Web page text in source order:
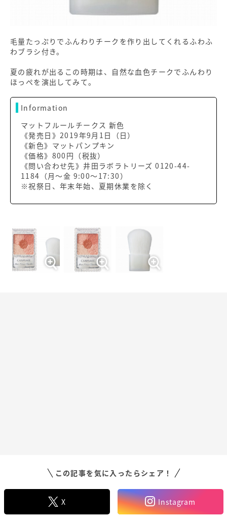
毛量たっぷりでふんわりチークを作り出してくれるふわふ
わブラシ付き。
夏の疲れが出るこの時期は、自然な血色チークでふんわり
ほっぺを演出してみて。
Information
マットフルールチークス 新色
《発売日》2019年9月1日（日）
《新色》マットパンプキン
《価格》800円（税抜）
《問い合わせ先》井田ラボラトリーズ 0120-44-
1184（月～金 9:00～17:30）
※祝祭日、年末年始、夏期休業を除く
この記事を気に入ったらシェア！
X Instagram